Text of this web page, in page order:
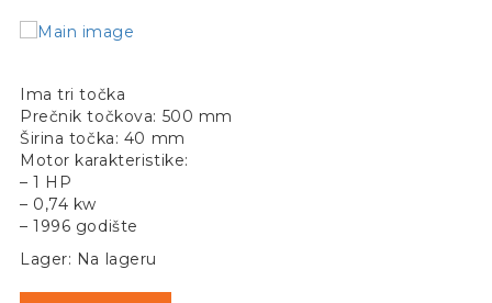
Ima tri točka
Prečnik točkova: 500 mm
Širina točka: 40 mm
Motor karakteristike:
– 1 HP
– 0,74 kw
– 1996 godište
Lager: Na lageru